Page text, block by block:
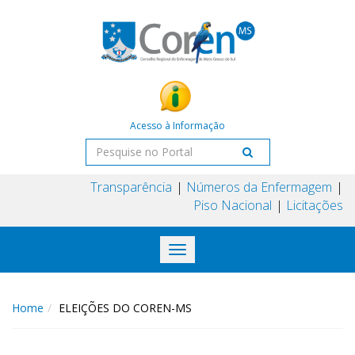
Acesso à Informação
Transparência
Números da Enfermagem
Piso Nacional
Licitações
Toggle
navigation
Home ELEIÇÕES DO COREN-MS